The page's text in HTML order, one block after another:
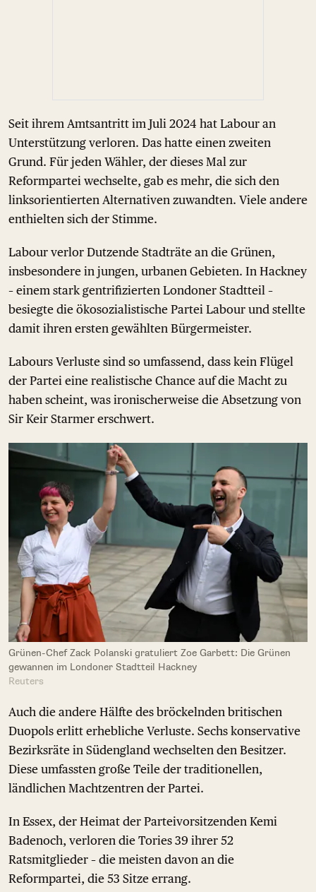
Seit ihrem Amtsantritt im Juli 2024 hat Labour an
Unterstützung verloren. Das hatte einen zweiten
Grund. Für jeden Wähler, der dieses Mal zur
Reformpartei wechselte, gab es mehr, die sich den
linksorientierten Alternativen zuwandten. Viele andere
enthielten sich der Stimme.
Labour verlor Dutzende Stadträte an die Grünen,
insbesondere in jungen, urbanen Gebieten. In Hackney
– einem stark gentrifizierten Londoner Stadtteil –
besiegte die ökosozialistische Partei Labour und stellte
damit ihren ersten gewählten Bürgermeister.
Labours Verluste sind so umfassend, dass kein Flügel
der Partei eine realistische Chance auf die Macht zu
haben scheint, was ironischerweise die Absetzung von
Sir Keir Starmer erschwert.
Grünen-Chef Zack Polanski gratuliert Zoe Garbett: Die Grünen
gewannen im Londoner Stadtteil Hackney
Reuters
Auch die andere Hälfte des bröckelnden britischen
Duopols erlitt erhebliche Verluste. Sechs konservative
Bezirksräte in Südengland wechselten den Besitzer.
Diese umfassten große Teile der traditionellen,
ländlichen Machtzentren der Partei.
In Essex, der Heimat der Parteivorsitzenden Kemi
Badenoch, verloren die Tories 39 ihrer 52
Ratsmitglieder – die meisten davon an die
Reformpartei, die 53 Sitze errang.